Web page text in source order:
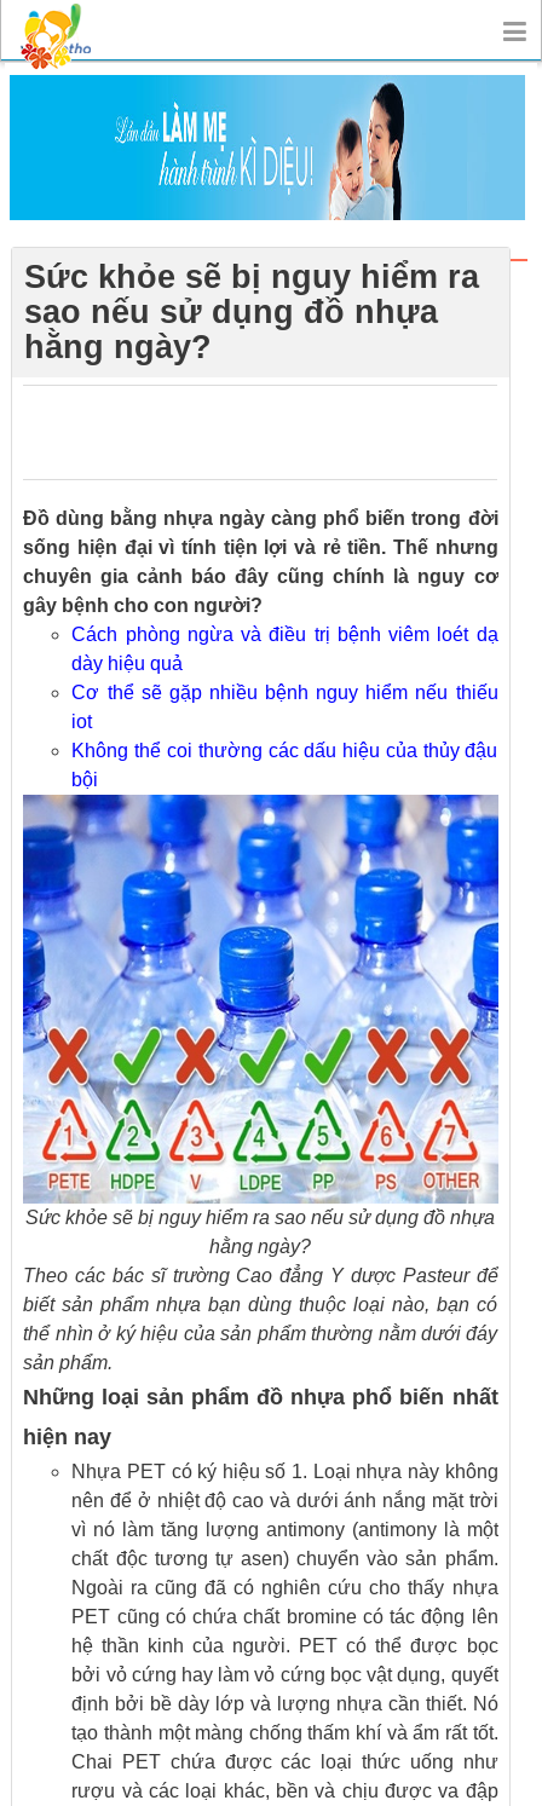
Sức khỏe sẽ bị nguy hiểm ra
sao nếu sử dụng đồ nhựa
hằng ngày?
Đồ dùng bằng nhựa ngày càng phổ biến trong đời
sống hiện đại vì tính tiện lợi và rẻ tiền. Thế nhưng
chuyên gia cảnh báo đây cũng chính là nguy cơ
gây bệnh cho con người?
Cách phòng ngừa và điều trị bệnh viêm loét dạ
dày hiệu quả
Cơ thể sẽ gặp nhiều bệnh nguy hiểm nếu thiếu
iot
Không thể coi thường các dấu hiệu của thủy đậu
bội
Sức khỏe sẽ bị nguy hiểm ra sao nếu sử dụng đồ nhựa
hằng ngày?
Theo các bác sĩ trường Cao đẳng Y dược Pasteur để
biết sản phẩm nhựa bạn dùng thuộc loại nào, bạn có
thể nhìn ở ký hiệu của sản phẩm thường nằm dưới đáy
sản phẩm.
Những loại sản phẩm đồ nhựa phổ biến nhất
hiện nay
Nhựa PET có ký hiệu số 1. Loại nhựa này không
nên để ở nhiệt độ cao và dưới ánh nắng mặt trời
vì nó làm tăng lượng antimony (antimony là một
chất độc tương tự asen) chuyển vào sản phẩm.
Ngoài ra cũng đã có nghiên cứu cho thấy nhựa
PET cũng có chứa chất bromine có tác động lên
hệ thần kinh của người. PET có thể được bọc
bởi vỏ cứng hay làm vỏ cứng bọc vật dụng, quyết
định bởi bề dày lớp và lượng nhựa cần thiết. Nó
tạo thành một màng chống thấm khí và ẩm rất tốt.
Chai PET chứa được các loại thức uống như
rượu và các loại khác, bền và chịu được va đập